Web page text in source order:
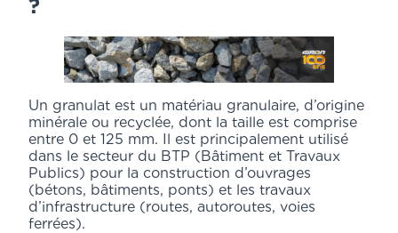
?
Un granulat est un matériau granulaire, d’origine
minérale ou recyclée, dont la taille est comprise
entre 0 et 125 mm. Il est principalement utilisé
dans le secteur du BTP (Bâtiment et Travaux
Publics) pour la construction d’ouvrages
(bétons, bâtiments, ponts) et les travaux
d’infrastructure (routes, autoroutes, voies
ferrées).